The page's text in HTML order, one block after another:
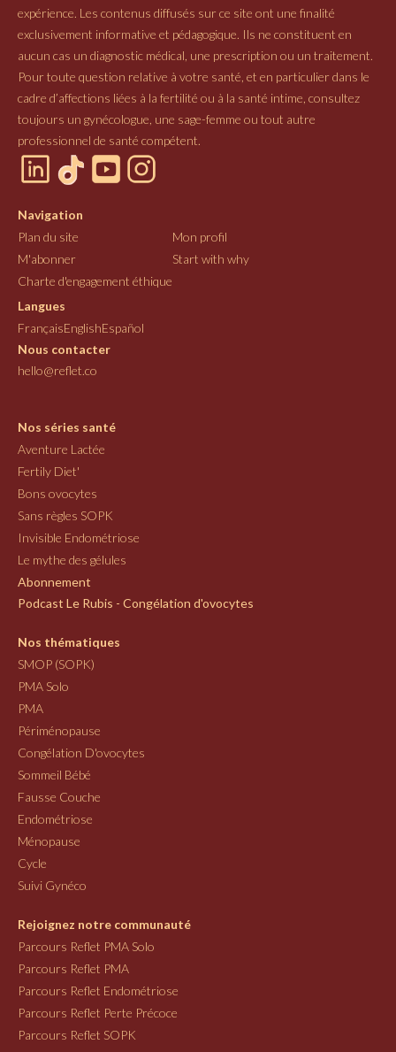
expérience. Les contenus diffusés sur ce site ont une finalité
exclusivement informative et pédagogique. Ils ne constituent en
aucun cas un diagnostic médical, une prescription ou un traitement.
Pour toute question relative à votre santé, et en particulier dans le
cadre d’affections liées à la fertilité ou à la santé intime, consultez
toujours un gynécologue, une sage-femme ou tout autre
professionnel de santé compétent.
Navigation
Plan du site
Mon profil
M'abonner
Start with why
Charte d'engagement éthique
Langues
FrançaisEnglishEspañol
Nous contacter
hello@reflet.co
Nos séries santé
Aventure Lactée
Fertily Diet'
Bons ovocytes
Sans règles SOPK
Invisible Endométriose
Le mythe des gélules
Abonnement
Podcast Le Rubis - Congélation d'ovocytes
Nos thématiques
SMOP (SOPK)
PMA Solo
PMA
Périménopause
Congélation D'ovocytes
Sommeil Bébé
Fausse Couche
Endométriose
Ménopause
Cycle
Suivi Gynéco
Rejoignez notre communauté
Parcours Reflet PMA Solo
Parcours Reflet PMA
Parcours Reflet Endométriose
Parcours Reflet Perte Précoce
Parcours Reflet SOPK